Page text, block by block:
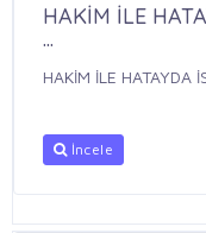
HAKİM İLE
...
HAKİM İLE HATAYDA
İncele